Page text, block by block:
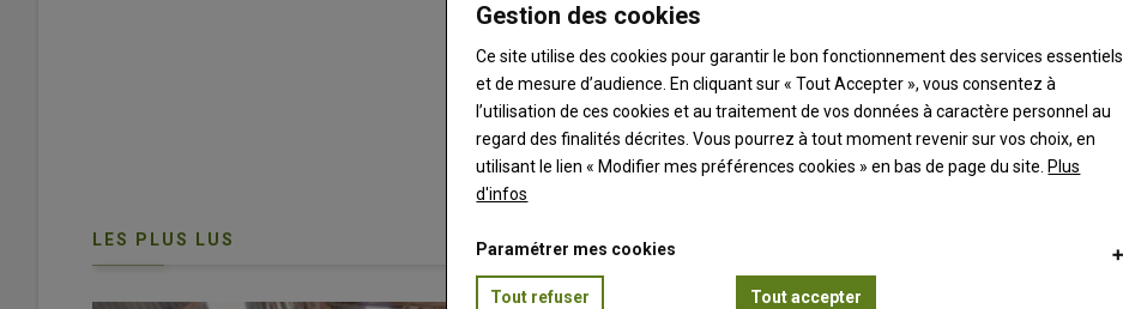
pour profiter de votre abonnement
Lien
"Créer
un
nouveau
compte"
Créer un nouveau compte
Lien
"Réinitialiser
votre
mot
Réinitialiser votre mot de passe
Lien
"Je
Je me connecte
LES PLUS LUS
Gestion des cookies
Ce site utilise des cookies pour garantir le bon fonctionnement des services essentiels
et de mesure d’audience. En cliquant sur « Tout Accepter », vous consentez à
l’utilisation de ces cookies et au traitement de vos données à caractère personnel au
regard des finalités décrites. Vous pourrez à tout moment revenir sur vos choix, en
utilisant le lien « Modifier mes préférences cookies » en bas de page du site.Plus
d'infos
Paramétrer mes cookies
Tout refuser Tout accepter